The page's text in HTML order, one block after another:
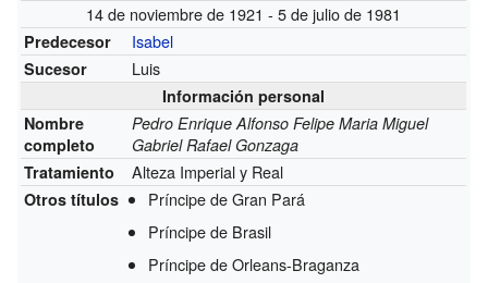
14 de noviembre de 1921 - 5 de julio de 1981
Predecesor Isabel
Sucesor Luis
Información personal
Nombre
completo
Pedro Enrique Alfonso Felipe Maria Miguel
Gabriel Rafael Gonzaga
Tratamiento
Alteza Imperial y Real
Otros títulos
Príncipe de Gran Pará
Príncipe de Brasil
Príncipe de Orleans-Braganza